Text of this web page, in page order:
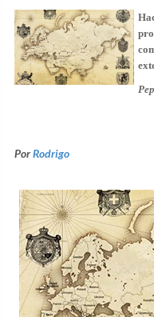
PorRodrigo